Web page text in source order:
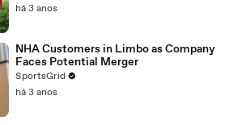
há 3 anos
NHA Customers in Limbo as Company
Faces Potential Merger
SportsGrid
há 3 anos